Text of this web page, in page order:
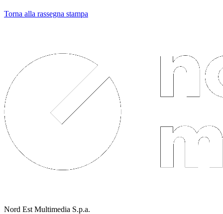
Torna alla rassegna stampa
Nord Est Multimedia S.p.a.